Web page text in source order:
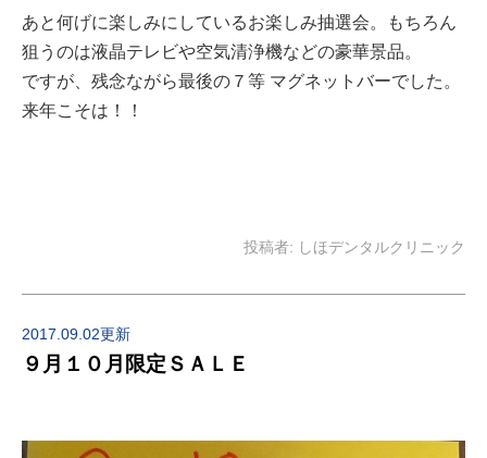
あと何げに楽しみにしているお楽しみ抽選会。もちろん
狙うのは液晶テレビや空気清浄機などの豪華景品。
ですが、残念ながら最後の７等 マグネットバーでした。
来年こそは！！
投稿者: しほデンタルクリニック
2017.09.02更新
９月１０月限定ＳＡＬＥ